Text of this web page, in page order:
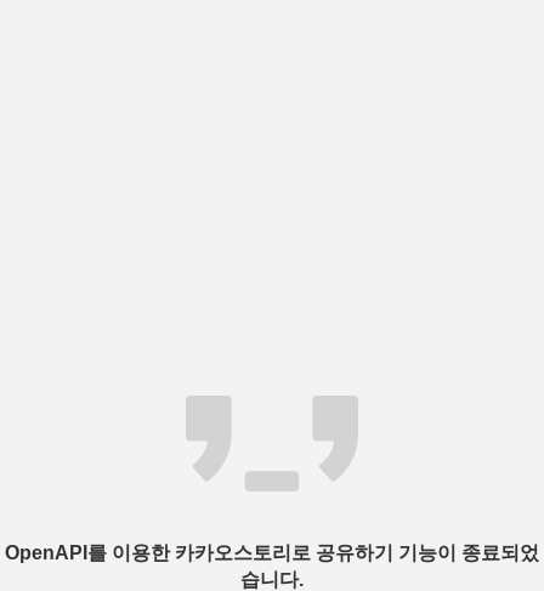
OpenAPI를 이용한 카카오스토리로 공유하기 기능이 종료되었
습니다.